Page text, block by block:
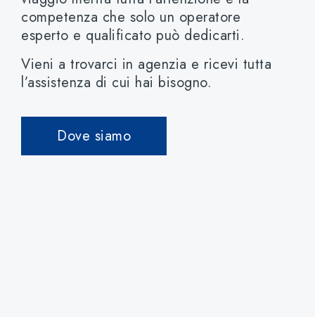
competenza che solo un operatore
esperto e qualificato può dedicarti.
Vieni a trovarci in agenzia e ricevi tutta
l’assistenza di cui hai bisogno.
Dove siamo